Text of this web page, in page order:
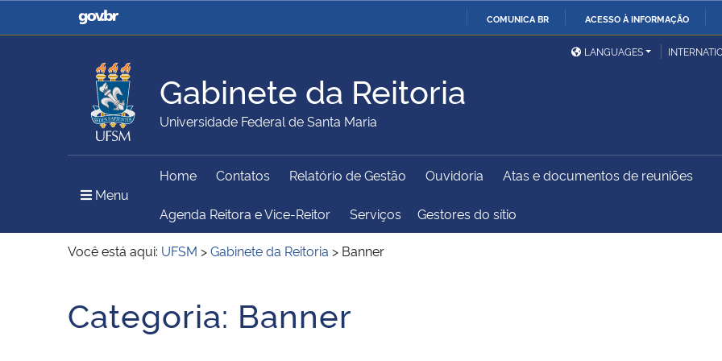
COMUNICA BR ACESSO À INFORMAÇÃO
Casa Civil
Ministério da Justiça e
Ministério da Defesa
Ministério das Relações
Exteriores
Ministério da Agricultura,
Pecuária e Abastecimento
Ministério da Educação Ministério da Cidadania
Desenvolvimento Regional
LANGUAGES
Gabinete da Reitoria
Universidade Federal de Santa Maria
Menu
Home Contatos Relatório de Gestão Ouvidoria Atas e documentos de reuniões
Agenda Reitora e Vice-Reitor Serviços Gestores do sítio
Você está aqui: UFSM >Gabinete da Reitoria > Banner
Categoria: Banner